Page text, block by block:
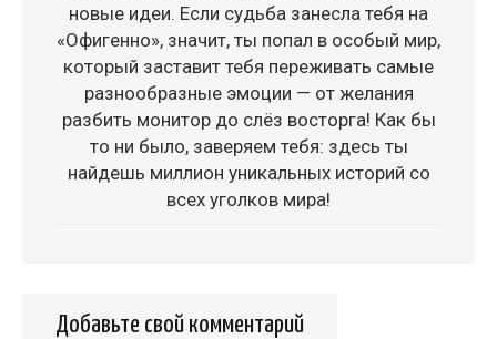
новые идеи. Если судьба занесла тебя на
«Офигенно», значит, ты попал в особый мир,
который заставит тебя переживать самые
разнообразные эмоции — от желания
разбить монитор до слёз восторга! Как бы
то ни было, заверяем тебя: здесь ты
найдешь миллион уникальных историй со
всех уголков мира!
Добавьте свой комментарий